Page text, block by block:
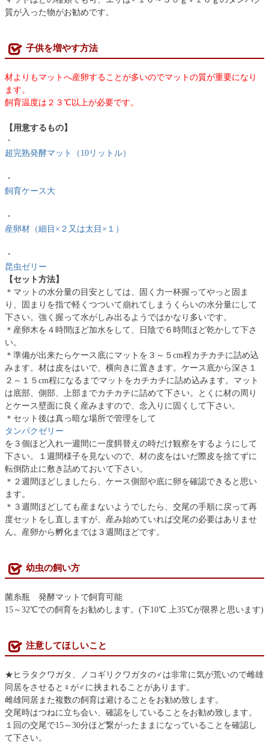
質が入った物がお勧めです。
子供を増やす方法
材よりもマットへ産卵することが多いのでマットの質が重要になり
ます。
飼育温度は２３℃以上が必要です。
【用意するもの】
・
超完熟発酵マット（10リットル）
・
飼育ケース大
・
産卵材（細目×２又は太目×１）
・
昆虫ゼリー
【セット方法】
＊マットの水分量の目安としては、固く力一杯握ってやっと固ま
り、固まりを指で軽くつついて崩れてしまうくらいの水分量にして
下さい。強く握って水がしみ出るようではかなり多いです。
＊産卵木を４時間ほど加水をして、日陰で６時間ほど乾かして下さ
い。
＊準備が出来たらケース底にマットを３～５cm程カチカチに詰め込
みます。材は皮をはいで、横向きに置きます。ケース底から深さ１
２～１５cm程になるまでマットをカチカチに詰め込みます。マット
は底部、側部、上部までカチカチに詰めて下さい。とくに材の周り
とケース壁面に良く産みますので、念入りに固くして下さい。
＊セット後は真っ暗な場所で管理をして
タンパクゼリー
を３個ほど入れ一週間に一度餌替えの時だけ観察をするようにして
下さい。１週間様子を見ないので、材の皮をはいだ際皮を捨てずに
転倒防止に敷き詰めておいて下さい。
＊２週間ほどしましたら、ケース側部や底に卵を確認できると思い
ます。
＊３週間ほどしても産まないようでしたら、交尾の手順に戻って再
度セットをし直しますが、産み始めていれば交尾の必要はありませ
ん。産卵から孵化までは３週間ほどです。
幼虫の飼い方
菌糸瓶 発酵マットで飼育可能
15～32℃での飼育をお勧めします。(下10℃ 上35℃が限界と思います)
注意してほしいこと
★ヒラタクワガタ、ノコギリクワガタの♂は非常に気が荒いので雌雄
同居をさせると♀が♂に挟まれることがあります。
雌雄同居また複数の飼育は避けることをお勧め致します。
交尾時はつねに立ち会い、確認をしていることをお勧め致します。
１回の交尾で15～30分ほど繋がったままになっていることを確認し
て下さい。